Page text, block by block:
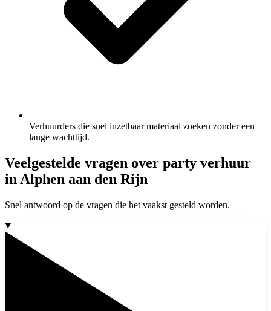
Verhuurders die snel inzetbaar materiaal zoeken zonder een
lange wachttijd.
Veelgestelde vragen over party verhuur
in Alphen aan den Rijn
Snel antwoord op de vragen die het vaakst gesteld worden.